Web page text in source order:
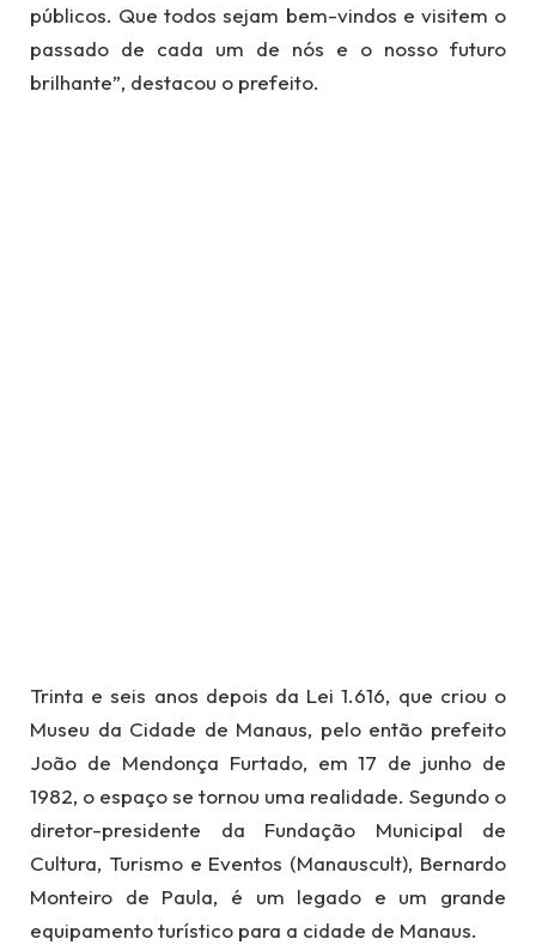
públicos. Que todos sejam bem-vindos e visitem o
passado de cada um de nós e o nosso futuro
brilhante”, destacou o prefeito.
Trinta e seis anos depois da Lei 1.616, que criou o
Museu da Cidade de Manaus, pelo então prefeito
João de Mendonça Furtado, em 17 de junho de
1982, o espaço se tornou uma realidade. Segundo o
diretor-presidente da Fundação Municipal de
Cultura, Turismo e Eventos (Manauscult), Bernardo
Monteiro de Paula, é um legado e um grande
equipamento turístico para a cidade de Manaus.